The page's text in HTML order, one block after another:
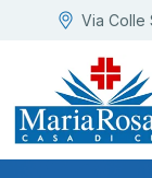
Via Colle